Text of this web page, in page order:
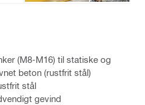
(M8-M16) til statiske og
beton (rustfrit stål)
stål
gevind